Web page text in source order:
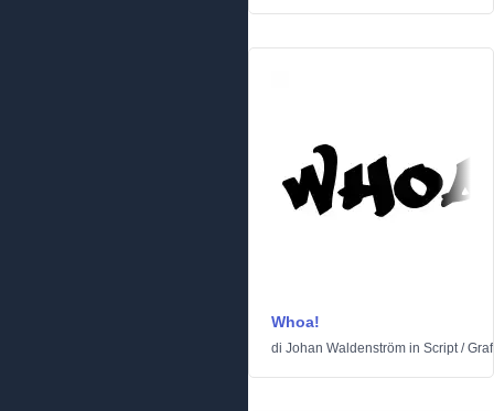
Whoa!
di Johan Waldenström in Script/